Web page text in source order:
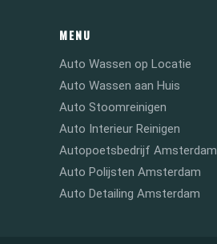
MENU
Auto Wassen op Locatie
Auto Wassen aan Huis
Auto Stoomreinigen
Auto Interieur Reinigen
Autopoetsbedrijf Amsterdam
Auto Polijsten Amsterdam
Auto Detailing Amsterdam